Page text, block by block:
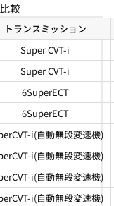
較
トランスミッション
Super CVT-i
Super CVT-i
6SuperECT
6SuperECT
i(自動無段変速機)
i(自動無段変速機)
i(自動無段変速機)
i(自動無段変速機)